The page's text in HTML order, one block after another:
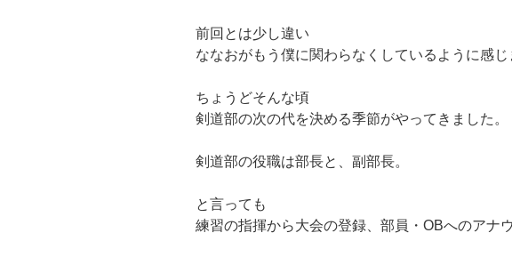
前回とは少し違い
ななおがもう僕に関わらなくしているように感じ
ちょうどそんな頃
剣道部の次の代を決める季節がやってきました。
剣道部の役職は部長と、副部長。
と言っても
練習の指揮から大会の登録、部員・ OBへのアナ